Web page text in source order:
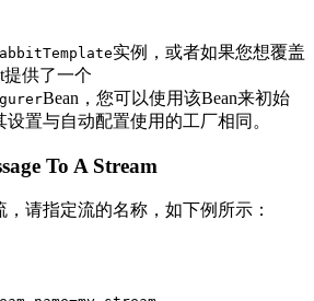
实例，或者如果您想覆盖
提供了一个
Bean，您可以使用该Bean来初始
设置与自动配置使用的工厂相同。
To A Stream
请指定流的名称，如下例所示：